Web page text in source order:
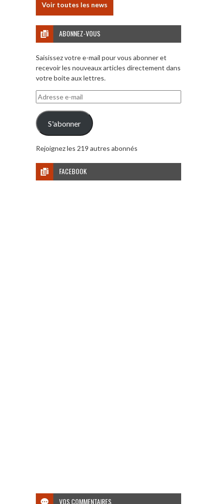
Voir toutes les news
ABONNEZ-VOUS
Saisissez votre e-mail pour vous abonner et
recevoir les nouveaux articles directement dans
votre boite aux lettres.
Adresse
e-
mail
S'abonner
Rejoignez les 219 autres abonnés
FACEBOOK
VOS COMMENTAIRES